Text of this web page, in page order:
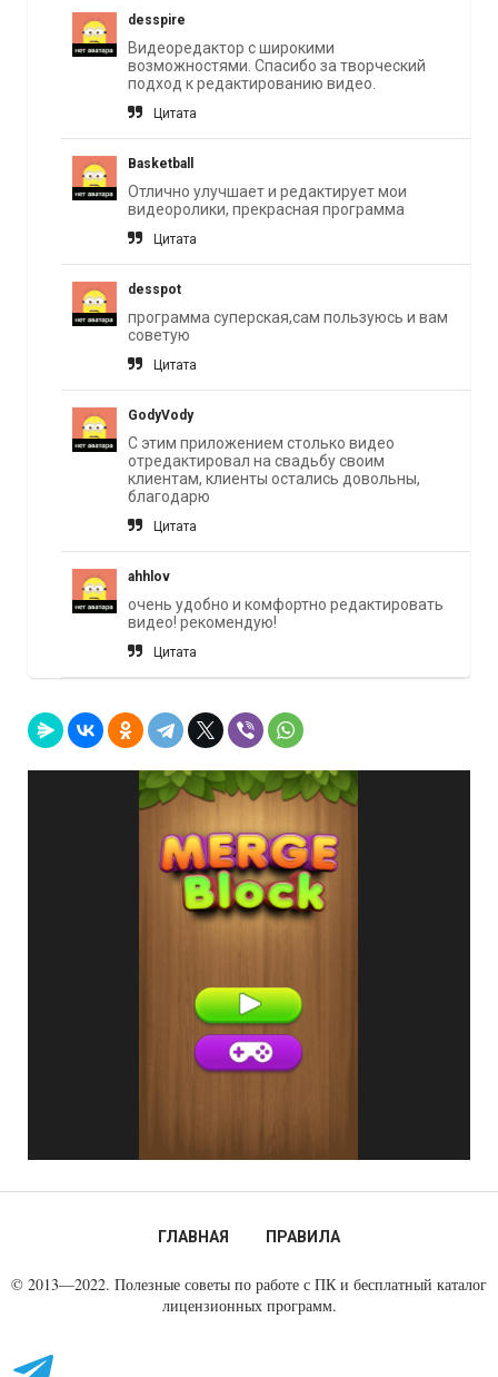
desspire
Видеоредактор с широкими
возможностями. Спасибо за творческий
подход к редактированию видео.
Цитата
Basketball
Отлично улучшает и редактирует мои
видеоролики, прекрасная программа
Цитата
desspot
программа суперская,сам пользуюсь и вам
советую
Цитата
GodyVody
С этим приложением столько видео
отредактировал на свадьбу своим
клиентам, клиенты остались довольны,
благодарю
Цитата
ahhlov
очень удобно и комфортно редактировать
видео! рекомендую!
Цитата
ГЛАВНАЯ ПРАВИЛА
© 2013—2022. Полезные советы по работе с ПК и бесплатный каталог
лицензионных программ.